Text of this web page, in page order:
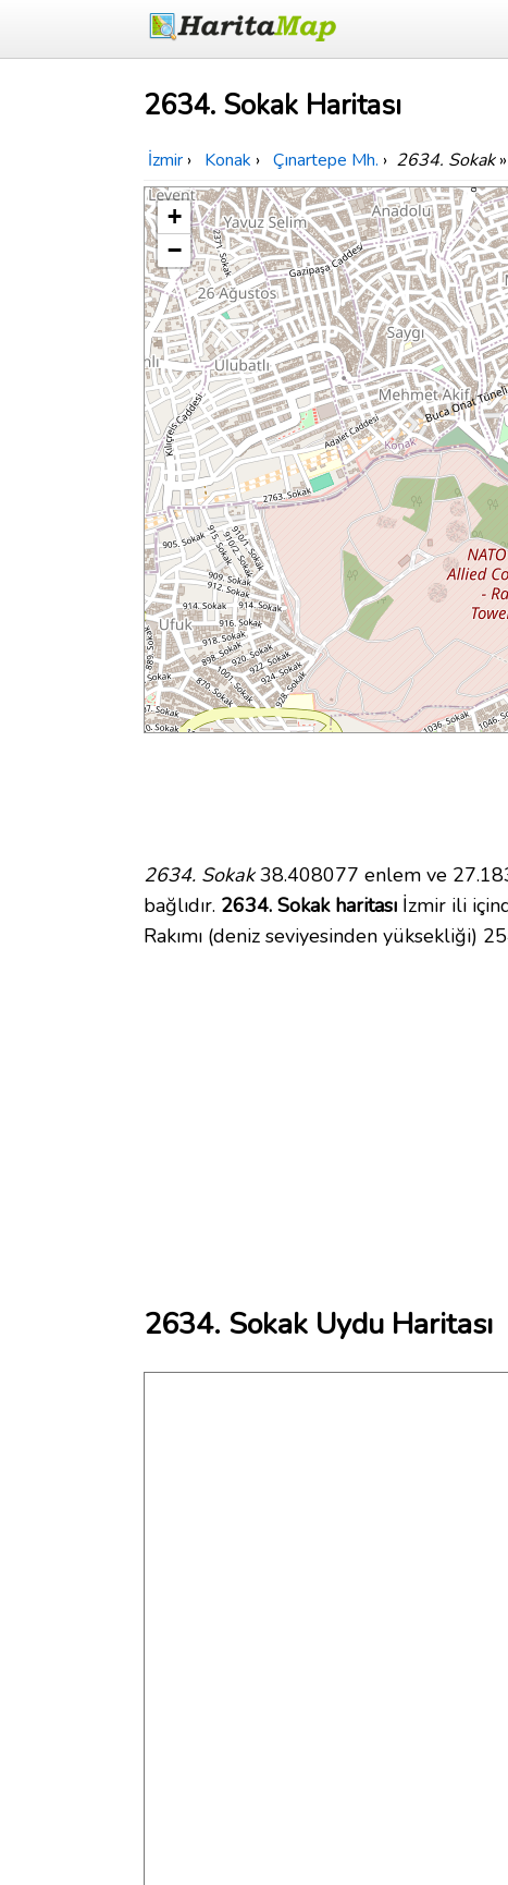
2634. Sokak Haritası
İzmir › Konak › Çınartepe Mh. › 2634. Sokak»
+
−
2634. Sokak38.408077 enlem ve
bağlıdır. 2634. Sokak haritası İzmir ili
Rakımı (deniz seviyesinden yüksekliği)
2634. Sokak Uydu Haritası